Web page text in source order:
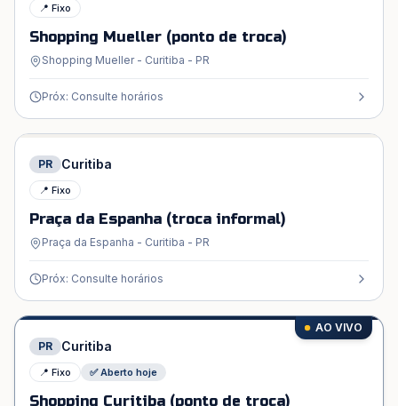
📍 Fixo
Shopping Mueller (ponto de troca)
Shopping Mueller - Curitiba - PR
Próx: Consulte horários
PR Curitiba
📍 Fixo
Praça da Espanha (troca informal)
Praça da Espanha - Curitiba - PR
Próx: Consulte horários
AO VIVO
PR
Curitiba
📍 Fixo ✅ Aberto hoje
Shopping Curitiba (ponto de troca)